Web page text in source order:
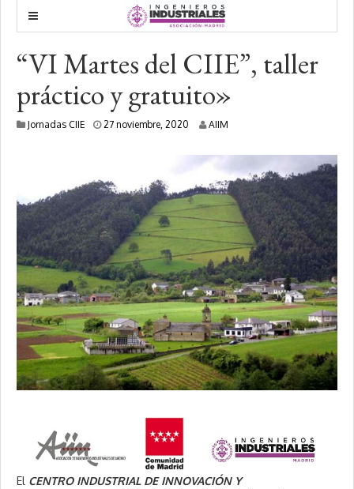
“VI Martes del CIIE”, taller
práctico y gratuito»
Jornadas CIIE 27 noviembre, 2020
i
e
m
e
,
2
0
2
0
AIIM
El CENTRO INDUSTRIAL DE INNOVACIÓN Y